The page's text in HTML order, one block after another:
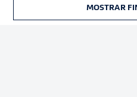
Termos de usoMOSTRAR